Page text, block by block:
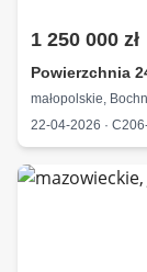
1 250 000 zł
Powierzchnia
małopolskie,
22-04-2026 ·